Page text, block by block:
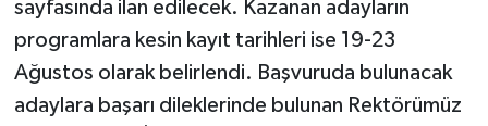
sayfasında ilan edilecek. Kazanan adayların
programlara kesin kayıt tarihleri ise 19-23
Ağustos olarak belirlendi. Başvuruda bulunacak
adaylara başarı dileklerinde bulunan Rektörümüz